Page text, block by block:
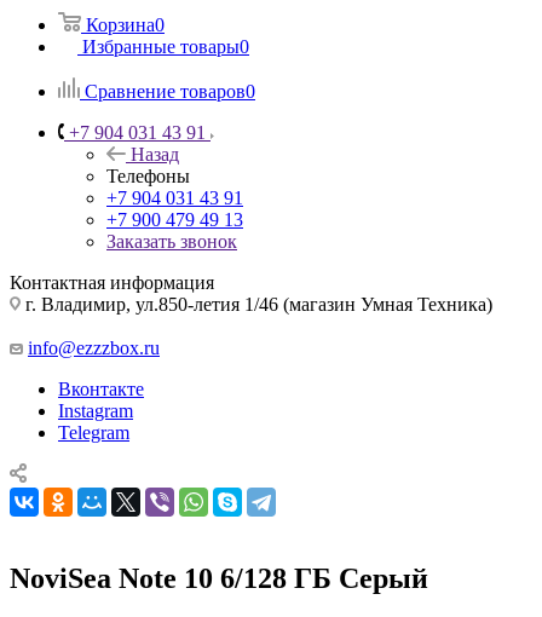
Корзина0
Избранные товары0
Сравнение товаров0
+7 904 031 43 91
Назад
Телефоны
+7 904 031 43 91
+7 900 479 49 13
Заказать звонок
Контактная информация
г. Владимир, ул.850-летия 1/46 (магазин Умная Техника)
info@ezzzbox.ru
Вконтакте
Instagram
Telegram
NoviSea Note 10 6/128 ГБ Серый